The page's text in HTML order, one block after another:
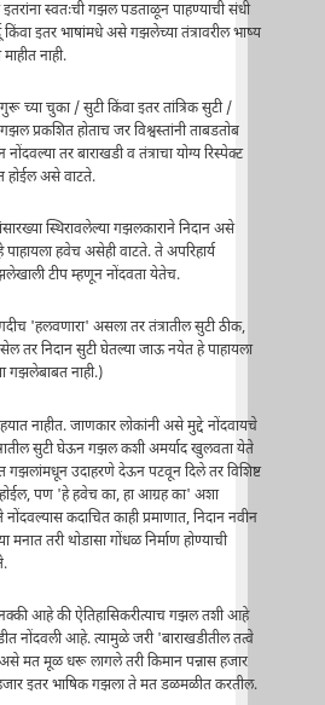
स्वतःची गझल पडताळून पाहण्याची संधी
किंवा इतर भाषांमधे असे गझलेच्या तंत्रावरील भाष्य
नाही.
च्या चुका / सुटी किंवा इतर तांत्रिक सुटी /
प्रकशित होताच जर विश्वस्तांनी ताबडतोब
नोंदवल्या तर बाराखडी व तंत्राचा योग्य रिस्पेक्ट
होईल असे वाटते.
स्थिरावलेल्या गझलकाराने निदान असे
पाहायला हवेच असेही वाटते. ते अपरिहार्य
टीप म्हणून नोंदवता येतेच.
'हलवणारा' असला तर तंत्रातील सुटी ठीक,
तर निदान सुटी घेतल्या जाऊ नयेत हे पाहायला
गझलेबाबत नाही.)
नाहीत. जाणकार लोकांनी असे मुद्दे नोंदवायचे
सुटी घेऊन गझल कशी अमर्याद खुलवता येते
गझलांमधून उदाहरणे देऊन पटवून दिले तर विशिष्ट
होईल, पण 'हे हवेच का, हा आग्रह का' अशा
कदाचित काही प्रमाणात, निदान नवीन
मनात तरी थोडासा गोंधळ निर्माण होण्याची
आहे की ऐतिहासिकरीत्याच गझल तशी आहे
नोंदवली आहे. त्यामुळे जरी 'बाराखडीतील तत्वे
मत मूळ धरू लागले तरी किमान पन्नास हजार
हजार इतर भाषिक गझला ते मत डळमळीत करतील.